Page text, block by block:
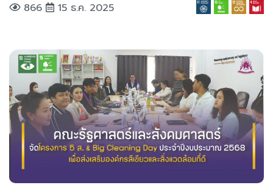
866 15 ธ.ค. 2025